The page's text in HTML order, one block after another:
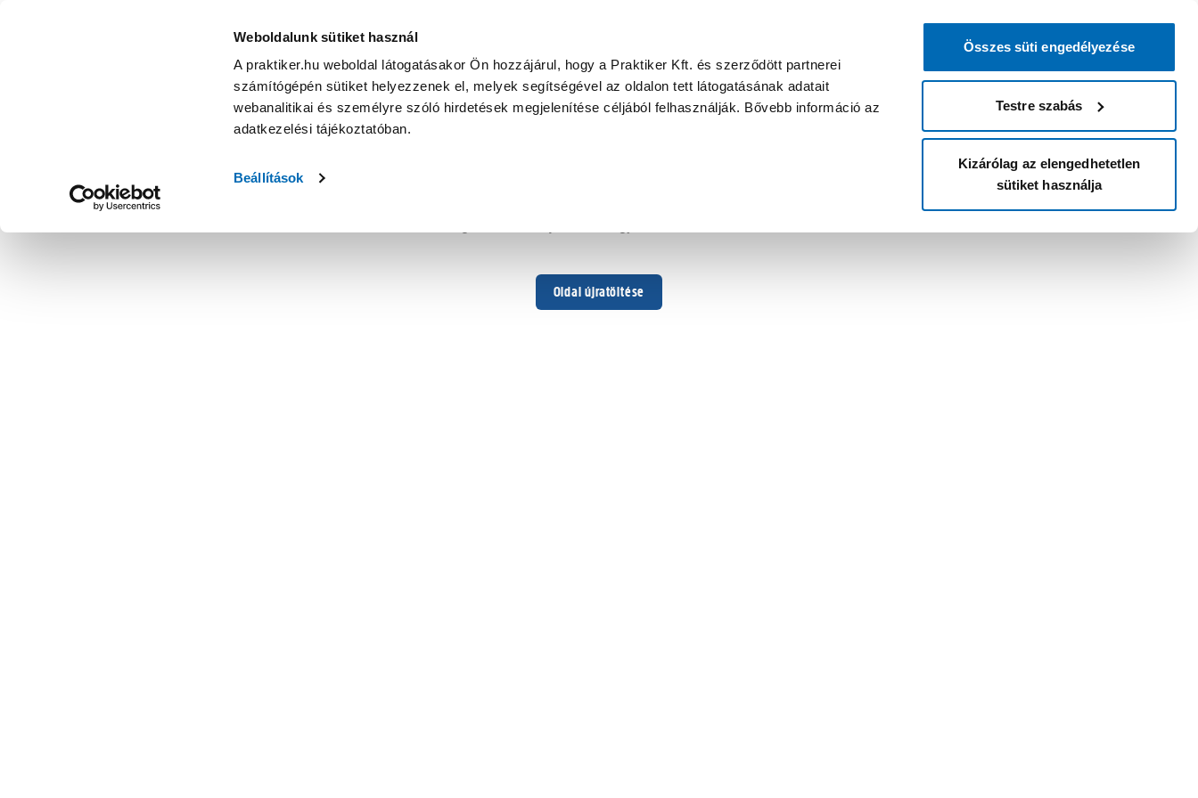
Weboldalunk sütiket használ
A praktiker.hu weboldal látogatásakor Ön hozzájárul, hogy a Praktiker Kft. és szerződött partnerei
számítógépén sütiket helyezzenek el, melyek segítségével az oldalon tett látogatásának adatait
webanalitikai és személyre szóló hirdetések megjelenítése céljából felhasználják. Bővebb információ az
adatkezelési tájékoztatóban.
Beállítások
Összes süti engedélyezése
Testre szabás
Kizárólag az elengedhetetlen
sütiket használja
Oldal újratöltése